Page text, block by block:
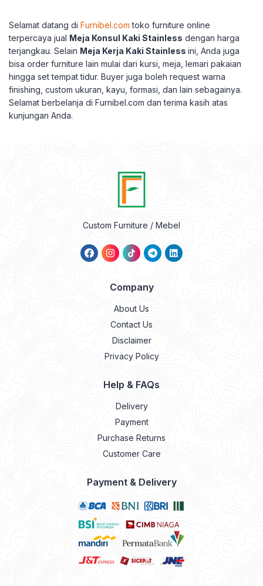
Selamat datang di Furnibel.com toko furniture online
terpercaya jual Meja Konsul Kaki Stainless dengan harga
terjangkau. Selain Meja Kerja Kaki Stainless ini, Anda juga
bisa order furniture lain mulai dari kursi, meja, lemari pakaian
hingga set tempat tidur. Buyer juga boleh request warna
finishing, custom ukuran, kayu, formasi, dan lain sebagainya.
Selamat berbelanja di Furnibel.com dan terima kasih atas
kunjungan Anda.
Custom Furniture / Mebel
Company
About Us
Contact Us
Disclaimer
Privacy Policy
Help & FAQs
Delivery
Payment
Purchase Returns
Customer Care
Payment & Delivery